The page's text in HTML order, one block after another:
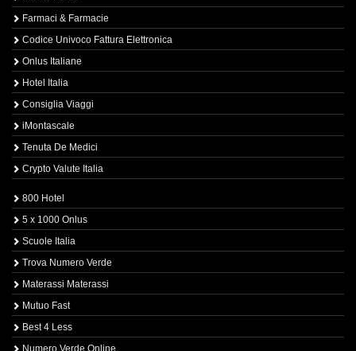
Farmaci & Farmacie
Codice Univoco Fattura Elettronica
Onlus Italiane
Hotel Italia
Consiglia Viaggi
iMontascale
Tenuta De Medici
Crypto Valute Italia
800 Hotel
5 x 1000 Onlus
Scuole Italia
Trova Numero Verde
Materassi Materassi
Mutuo Fast
Best 4 Less
Numero Verde Online